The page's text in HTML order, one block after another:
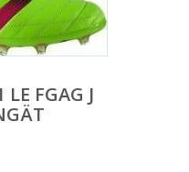
LE FGAG J